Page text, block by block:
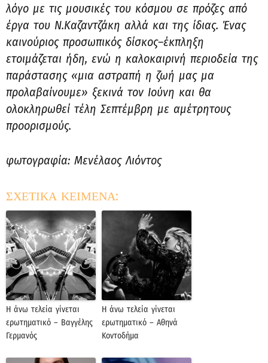
λόγο με τις μουσικές του κόσμου σε πρόζες από
έργα του Ν.Καζαντζάκη αλλά και της ίδιας. Ένας
καινούριος προσωπικός δίσκος–έκπληξη
ετοιμάζεται ήδη, ενώ η καλοκαιρινή περιοδεία της
παράστασης «μια αστραπή η ζωή μας μα
προλαβαίνουμε» ξεκινά τον Ιούνη και θα
ολοκληρωθεί τέλη Σεπτέμβρη με αμέτρητους
προορισμούς.
φωτογραφία: Μενέλαος Λιόντος
ΣΧΕΤΙΚΑ ΚΕΙΜΕΝΑ:
Η άνω τελεία γίνεται
ερωτηματικό – Βαγγέλης
Γερμανός
Η άνω τελεία γίνεται
ερωτηματικό – Αθηνά
Κοντοδήμα